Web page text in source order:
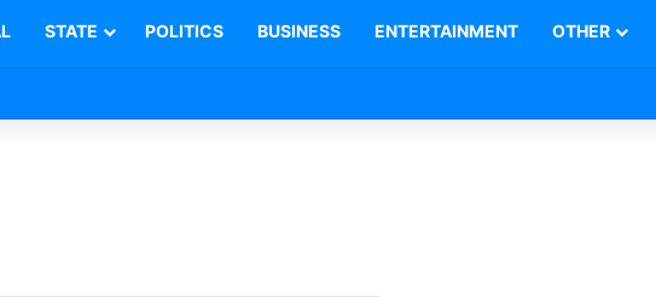
STATE POLITICS BUSINESS ENTERTAINMENT OTHER